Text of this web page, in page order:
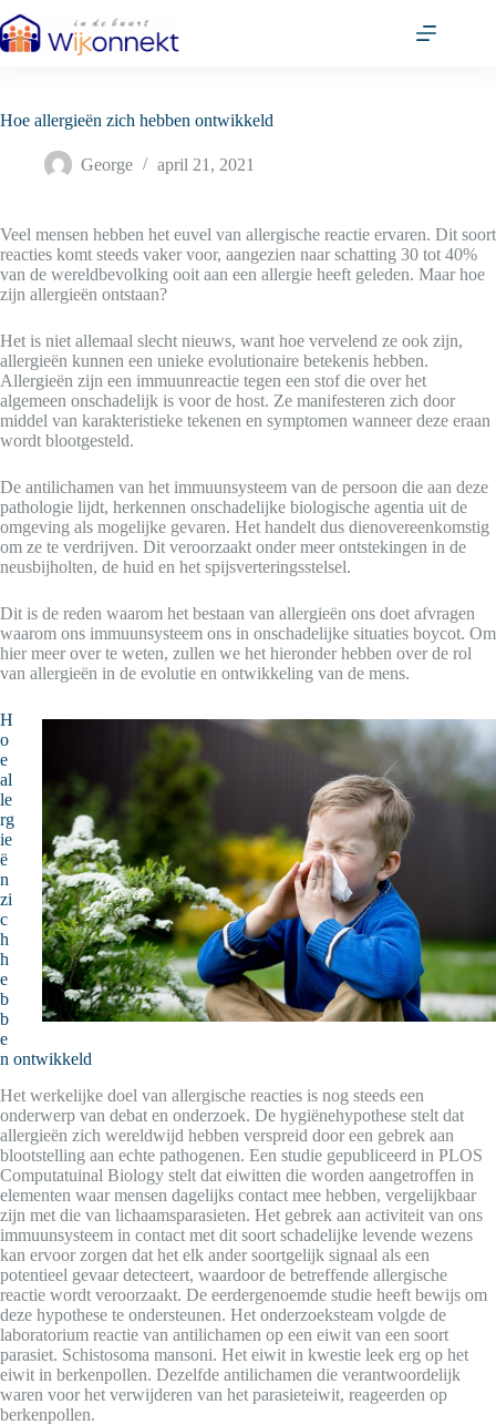
naar
de
Hoe allergieën zich hebben ontwikkeld
George april 21, 2021
Veel mensen hebben het euvel van allergische reactie ervaren. Dit soort
reacties komt steeds vaker voor, aangezien naar schatting 30 tot 40%
van de wereldbevolking ooit aan een allergie heeft geleden. Maar hoe
zijn allergieën ontstaan?
Het is niet allemaal slecht nieuws, want hoe vervelend ze ook zijn,
allergieën kunnen een unieke evolutionaire betekenis hebben.
Allergieën zijn een immuunreactie tegen een stof die over het
algemeen onschadelijk is voor de host. Ze manifesteren zich door
middel van karakteristieke tekenen en symptomen wanneer deze eraan
wordt blootgesteld.
De antilichamen van het immuunsysteem van de persoon die aan deze
pathologie lijdt, herkennen onschadelijke biologische agentia uit de
omgeving als mogelijke gevaren. Het handelt dus dienovereenkomstig
om ze te verdrijven. Dit veroorzaakt onder meer ontstekingen in de
neusbijholten, de huid en het spijsverteringsstelsel.
Dit is de reden waarom het bestaan van allergieën ons doet afvragen
waarom ons immuunsysteem ons in onschadelijke situaties boycot. Om
hier meer over te weten, zullen we het hieronder hebben over de rol
van allergieën in de evolutie en ontwikkeling van de mens.
H
o
e
al
le
rg
ie
ë
n
zi
c
h
h
e
b
b
e
n ontwikkeld
Het werkelijke doel van allergische reacties is nog steeds een
onderwerp van debat en onderzoek. De hygiënehypothese stelt dat
allergieën zich wereldwijd hebben verspreid door een gebrek aan
blootstelling aan echte pathogenen. Een studie gepubliceerd in PLOS
Computatuinal Biology stelt dat eiwitten die worden aangetroffen in
elementen waar mensen dagelijks contact mee hebben, vergelijkbaar
zijn met die van lichaamsparasieten. Het gebrek aan activiteit van ons
immuunsysteem in contact met dit soort schadelijke levende wezens
kan ervoor zorgen dat het elk ander soortgelijk signaal als een
potentieel gevaar detecteert, waardoor de betreffende allergische
reactie wordt veroorzaakt. De eerdergenoemde studie heeft bewijs om
deze hypothese te ondersteunen. Het onderzoeksteam volgde de
laboratorium reactie van antilichamen op een eiwit van een soort
parasiet. Schistosoma mansoni. Het eiwit in kwestie leek erg op het
eiwit in berkenpollen. Dezelfde antilichamen die verantwoordelijk
waren voor het verwijderen van het parasieteiwit, reageerden op
berkenpollen.